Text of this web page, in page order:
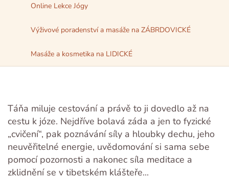
Online Lekce Jógy
Výživové poradenství a masáže na ZÁBRDOVICKÉ
Masáže a kosmetika na LIDICKÉ
Táňa miluje cestování a právě to ji dovedlo až na
cestu k józe. Nejdříve bolavá záda a jen to fyzické
„cvičení“, pak poznávání síly a hloubky dechu, jeho
neuvěřitelné energie, uvědomování si sama sebe
pomocí pozornosti a nakonec síla meditace a
zklidnění se v tibetském klášteře...